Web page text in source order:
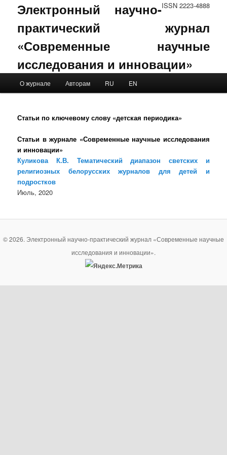
ISSN 2223-4888
Электронный научно-
практический журнал
«Современные научные
исследования и инновации»
Skip to primary content
Skip to secondary content
О журнале Авторам RU EN
Статьи по ключевому слову «детская периодика»
Статьи в журнале «Современные научные исследования
и инновации»
Куликова К.В. Тематический диапазон светских и
религиозных белорусских журналов для детей и
подростков
Июль, 2020
© 2026. Электронный научно-практический журнал «Современные научные
исследования и инновации».